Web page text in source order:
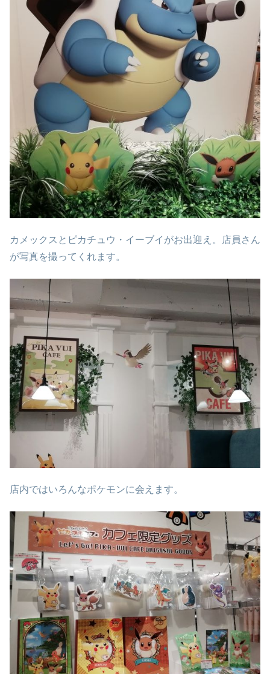
カメックスとピカチュウ・イーブイがお出迎え。店員さん
が写真を撮ってくれます。
店内ではいろんなポケモンに会えます。